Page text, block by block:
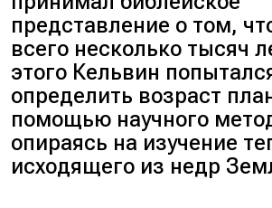
представление о том,
всего несколько тысяч
этого Кельвин
определить возраст
помощью научного
опираясь на изучение
исходящего из недр